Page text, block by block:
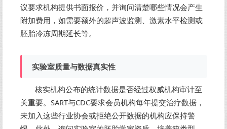
议要求机构提供书面报价，并询问清楚哪些情况会产生
附加费用，如需要额外的超声波监测、激素水平检测或
胚胎冷冻周期延长等。
实验室质量与数据真实性
核实机构公布的统计数据是否经过权威机构审计至
关重要。SART与CDC要求会员机构每年提交治疗数据，
未加入这些行业协会或拒绝公开数据的机构应保持警